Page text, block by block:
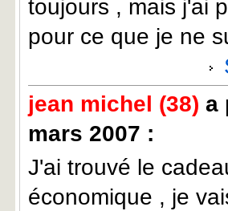
toujours , mais j'ai
pour ce que je ne
jean michel (38) a
mars 2007 :
J'ai trouvé le
économique , je